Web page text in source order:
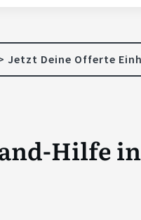
Jetzt Deine Offerte
Hilfe in